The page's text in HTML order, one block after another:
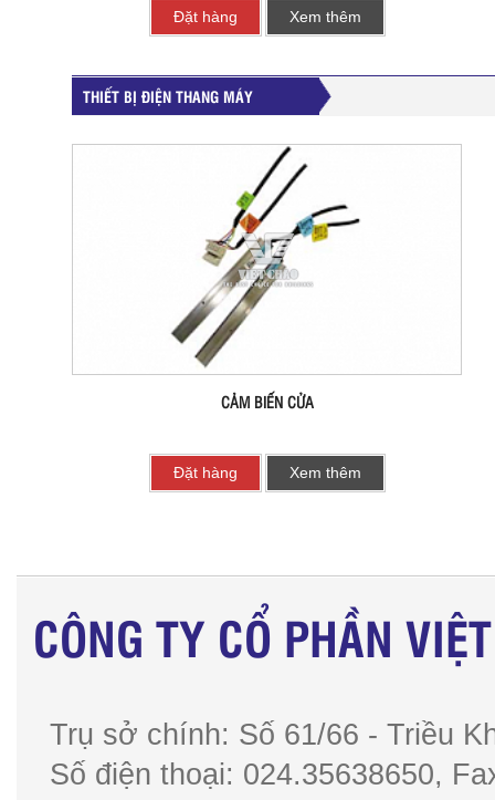
Đặt hàng Xem thêm
THIẾT BỊ ĐIỆN THANG MÁY
CẢM BIẾN CỬA
Đặt hàng Xem thêm
CÔNG TY CỔ PHẦN
Trụ sở chính: Số 61/66 - Triều
Số điện thoại: 024.35638650,